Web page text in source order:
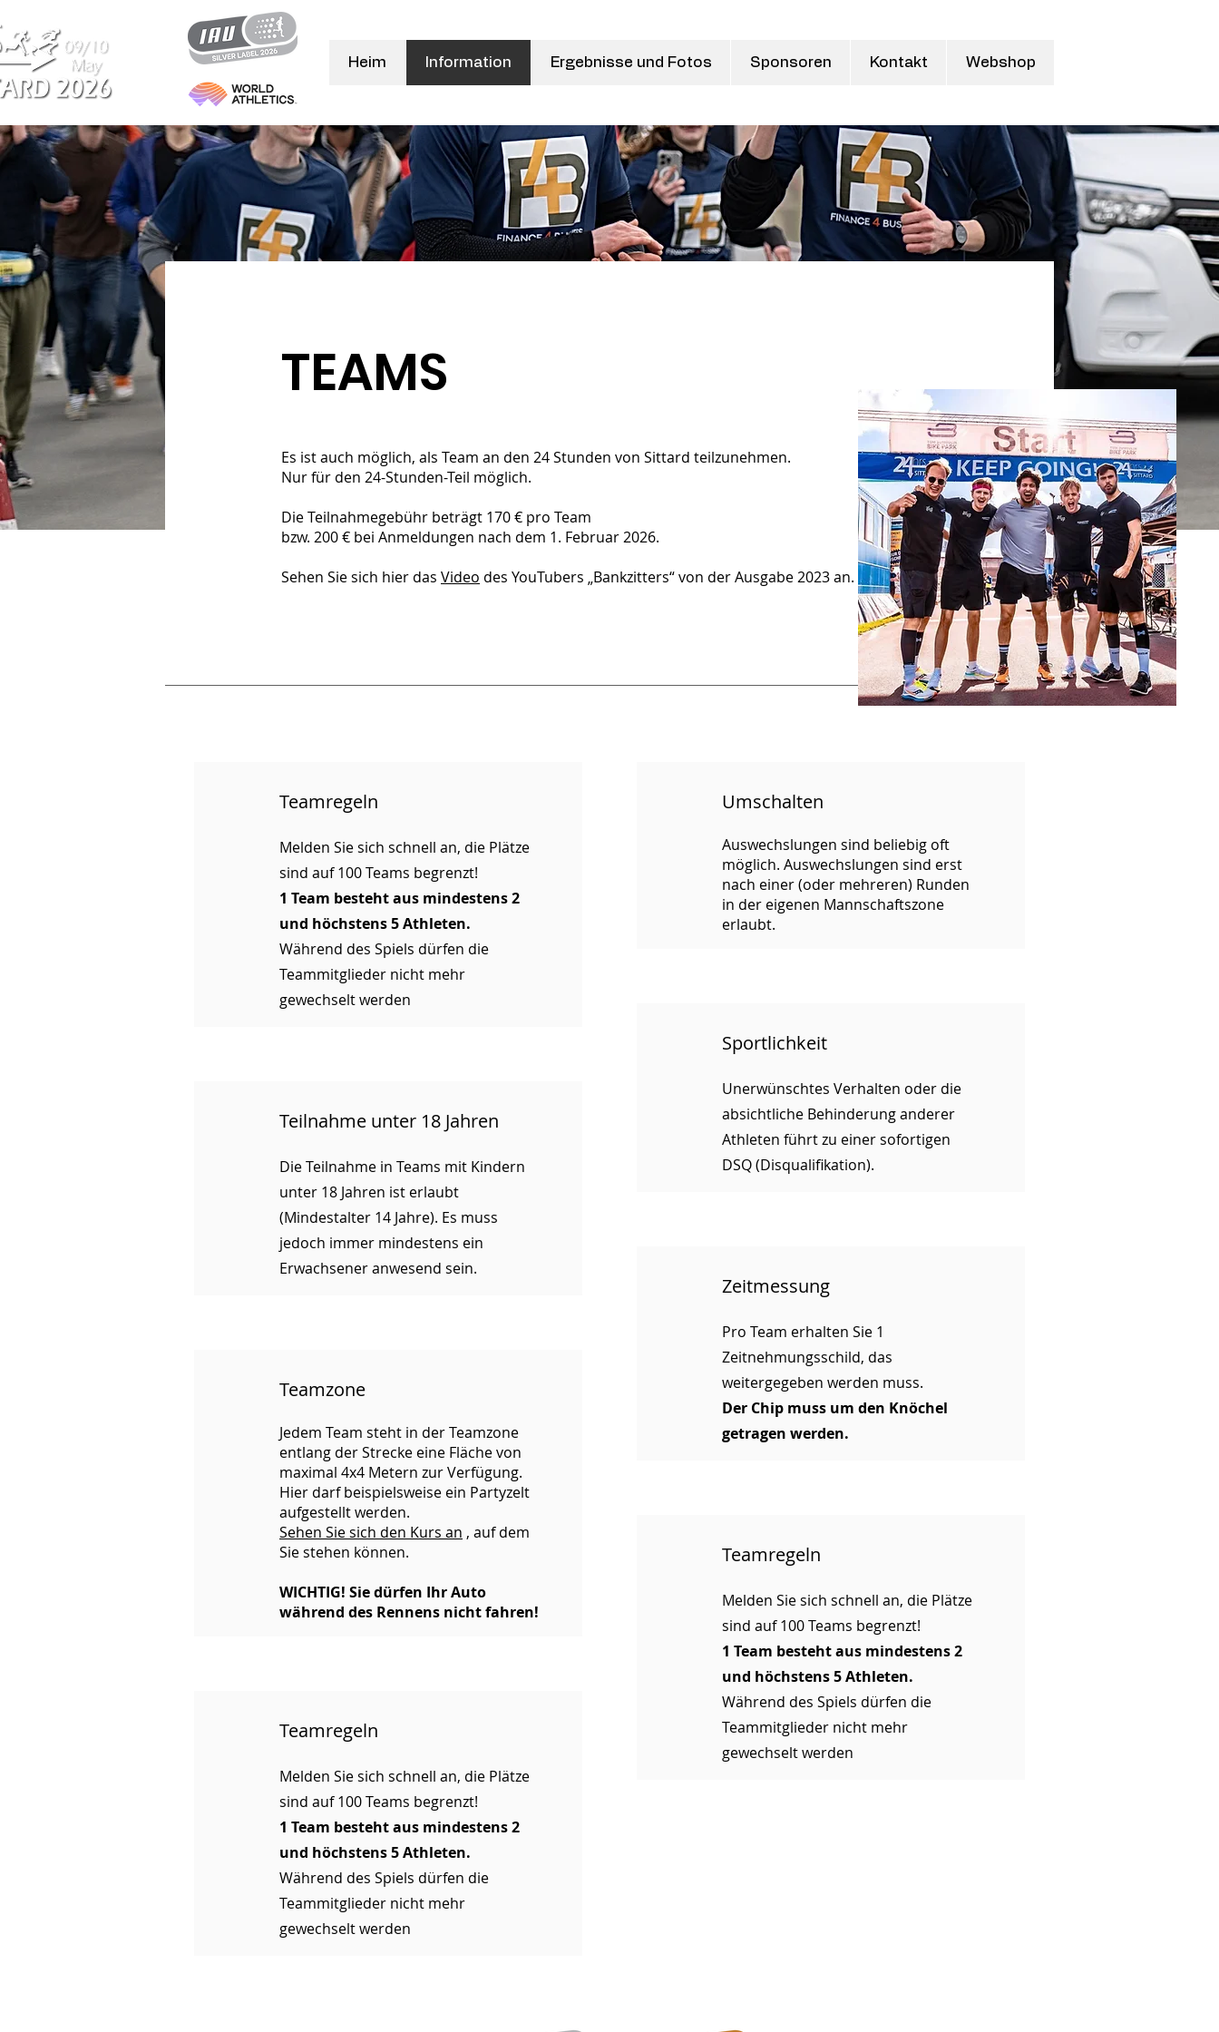
Heim Information Ergebnisse und Fotos Sponsoren Kontakt Webshop
TEAMS
Es ist auch möglich, als Team an den 24 Stunden von Sittard teilzunehmen.
Nur für den 24-Stunden-Teil möglich.
Die Teilnahmegebühr beträgt 170 € pro Team
bzw. 200 € bei Anmeldungen nach dem 1. Februar 2026.
Sehen Sie sich hier das Video des YouTubers „Bankzitters“ von der Ausgabe 2023 an.
Teamregeln
Melden Sie sich schnell an, die Plätze
sind auf 100 Teams begrenzt!
1 Team besteht aus mindestens 2
und höchstens 5 Athleten.
Während des Spiels dürfen die
Teammitglieder nicht mehr
gewechselt werden
Teilnahme unter 18 Jahren
Die Teilnahme in Teams mit Kindern
unter 18 Jahren ist erlaubt
(Mindestalter 14 Jahre). Es muss
jedoch immer mindestens ein
Erwachsener anwesend sein.
Teamzone
Jedem Team steht in der Teamzone
entlang der Strecke eine Fläche von
maximal 4x4 Metern zur Verfügung.
Hier darf beispielsweise ein Partyzelt
aufgestellt werden.
Sehen Sie sich den Kurs an , auf dem
Sie stehen können.
WICHTIG! Sie dürfen Ihr Auto
während des Rennens nicht fahren!
Teamregeln
Melden Sie sich schnell an, die Plätze
sind auf 100 Teams begrenzt!
1 Team besteht aus mindestens 2
und höchstens 5 Athleten.
Während des Spiels dürfen die
Teammitglieder nicht mehr
gewechselt werden
Umschalten
Auswechslungen sind beliebig oft
möglich. Auswechslungen sind erst
nach einer (oder mehreren) Runden
in der eigenen Mannschaftszone
erlaubt.
Sportlichkeit
Unerwünschtes Verhalten oder die
absichtliche Behinderung anderer
Athleten führt zu einer sofortigen
DSQ (Disqualifikation).
Zeitmessung
Pro Team erhalten Sie 1
Zeitnehmungsschild, das
weitergegeben werden muss.
Der Chip muss um den Knöchel
getragen werden.
Teamregeln
Melden Sie sich schnell an, die Plätze
sind auf 100 Teams begrenzt!
1 Team besteht aus mindestens 2
und höchstens 5 Athleten.
Während des Spiels dürfen die
Teammitglieder nicht mehr
gewechselt werden